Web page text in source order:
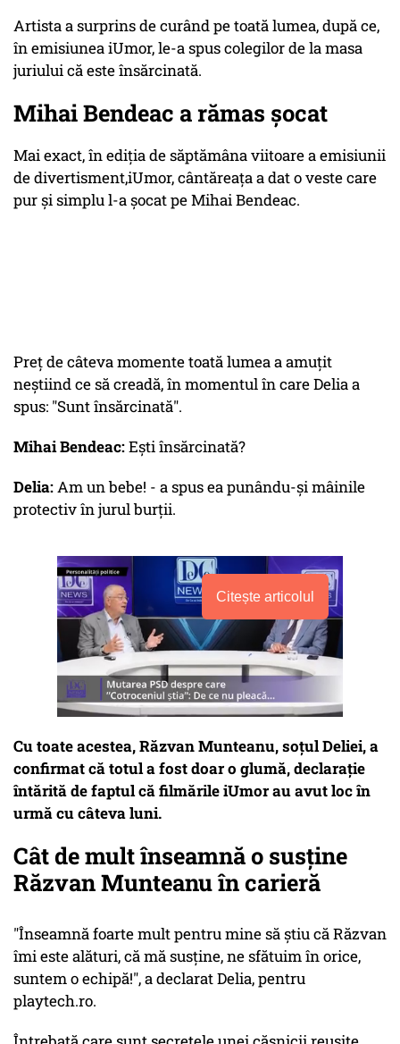
Artista a surprins de curând pe toată lumea, după ce,
în emisiunea iUmor, le-a spus colegilor de la masa
juriului că este însărcinată.
Mihai Bendeac a rămas șocat
Mai exact, în ediția de săptămâna viitoare a emisiunii
de divertisment,iUmor, cântăreața a dat o veste care
pur și simplu l-a șocat pe Mihai Bendeac.
Preț de câteva momente toată lumea a amuțit
neștiind ce să creadă, în momentul în care Delia a
spus: "Sunt însărcinată".
Mihai Bendeac:Ești însărcinată?
Delia:Am un bebe! - a spus ea punându-și mâinile
protectiv în jurul burții.
Citește articolul
Cu toate acestea, Răzvan Munteanu, soțul Deliei, a
confirmat că totul a fost doar o glumă, declarație
întărită de faptul că filmările iUmor au avut loc în
urmă cu câteva luni.
Cât de mult înseamnă o susține
Răzvan Munteanu în carieră
"Înseamnă foarte mult pentru mine să știu că Răzvan
îmi este alături, că mă susține, ne sfătuim în orice,
suntem o echipă!", a declarat Delia, pentru
playtech.ro.